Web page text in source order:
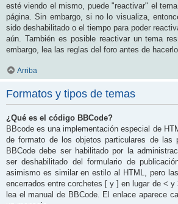
esté viendo el mismo, puede "reactivar" el
página. Sin embargo, si no lo visualiza,
sido deshabilitado o el tiempo para poder
aún. También es posible reactivar un tema
embargo, lea las reglas del foro antes de hacerlo.
Arriba
Formatos y tipos de temas
¿Qué es el código BBCode?
BBcode es una implementación especial de
de formato de los objetos particulares de las
BBCode debe ser habilitado por la
ser deshabilitado del formulario de
asimismo es similar en estilo al HTML, pero
encerrados entre corchetes [ y ] en lugar de <
lea el manual de BBCode. El enlace aparece